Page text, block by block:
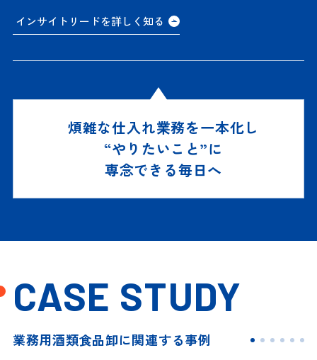
インサイトリードを詳しく知る
煩雑な仕入れ業務を一本化し
“やりたいこと”に
専念できる毎日へ
CASE STUDY
業務用酒類食品卸に関連する事例